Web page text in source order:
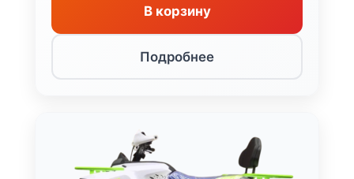
В корзину
Подробнее